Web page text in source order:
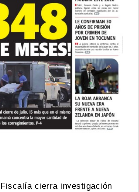
Fiscalía cierra investigación